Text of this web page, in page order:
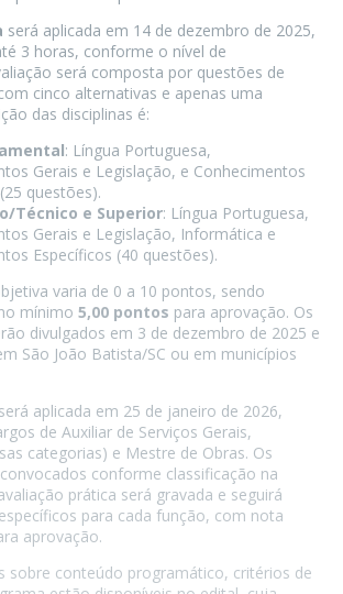
será aplicada em 14 de dezembro de 2025,
3 horas, conforme o nível de
será composta por questões de
cinco alternativas e apenas uma
das disciplinas é:
: Língua Portuguesa,
Gerais e Legislação, e Conhecimentos
questões).
Técnico e Superior: Língua Portuguesa,
Gerais e Legislação, Informática e
Específicos (40 questões).
varia de 0 a 10 pontos, sendo
mínimo 5,00 pontos para aprovação. Os
divulgados em 3 de dezembro de 2025 e
São João Batista/SC ou em municípios
será aplicada em 25 de janeiro de 2026,
de Auxiliar de Serviços Gerais,
categorias) e Mestre de Obras. Os
conforme classificação na
prática será gravada e seguirá
para cada função, com nota
aprovação.
sobre conteúdo programático, critérios de